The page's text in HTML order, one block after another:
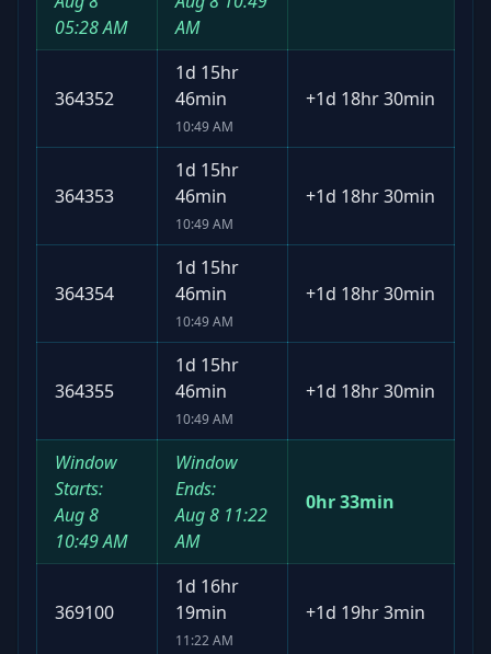
05:28 AM
AM
364352
1d 15hr
46min
10:49 AM
+1d 18hr 30min
364353
1d 15hr
46min
10:49 AM
+1d 18hr 30min
364354
1d 15hr
46min
10:49 AM
+1d 18hr 30min
364355
1d 15hr
46min
10:49 AM
+1d 18hr 30min
Window
Starts:
Aug 8
10:49 AM
Window
Ends:
Aug 8 11:22
AM
0hr 33min
369100
1d 16hr
19min
11:22 AM
+1d 19hr 3min